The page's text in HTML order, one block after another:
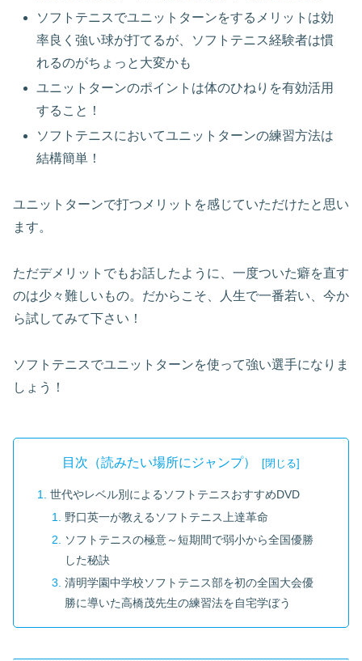
ソフトテニスでユニットターンをするメリットは効
率良く強い球が打てるが、ソフトテニス経験者は慣
れるのがちょっと大変かも
ユニットターンのポイントは体のひねりを有効活用
すること！
ソフトテニスにおいてユニットターンの練習方法は
結構簡単！
ユニットターンで打つメリットを感じていただけたと思い
ます。
ただデメリットでもお話したように、一度ついた癖を直す
のは少々難しいもの。だからこそ、人生で一番若い、今か
ら試してみて下さい！
ソフトテニスでユニットターンを使って強い選手になりま
しょう！
目次（読みたい場所にジャンプ）
世代やレベル別によるソフトテニスおすすめDVD
野口英一が教えるソフトテニス上達革命
ソフトテニスの極意～短期間で弱小から全国優勝
した秘訣
清明学園中学校ソフトテニス部を初の全国大会優
勝に導いた高橋茂先生の練習法を自宅学ぼう